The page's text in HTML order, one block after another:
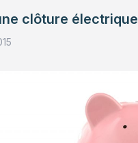
clôture électrique